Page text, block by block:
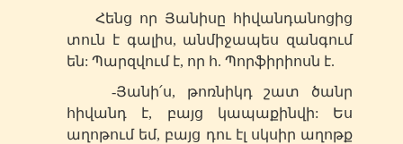
Հենց որ Յանիսը հիվանդանոցից
տուն է գալիս, անմիջապես զանգում
են: Պարզվում է, որ հ. Պորֆիրիոսն է.
-Յանի՛ս, թոռնիկդ շատ ծանր
հիվանդ է, բայց կապաքինվի: Ես
աղոթում եմ, բայց դու էլ սկսիր աղոթք